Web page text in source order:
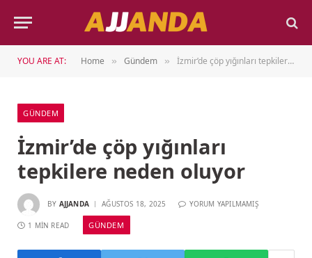
YOU ARE AT: Home » Gündem » İzmir’de çöp yığınları tepkilere neden oluyor
GÜNDEM
İzmir’de çöp yığınları
tepkilere neden oluyor
BY AJJANDA AĞUSTOS 18, 2025 YORUM YAPILMAMIŞ
1 MIN READ GÜNDEM